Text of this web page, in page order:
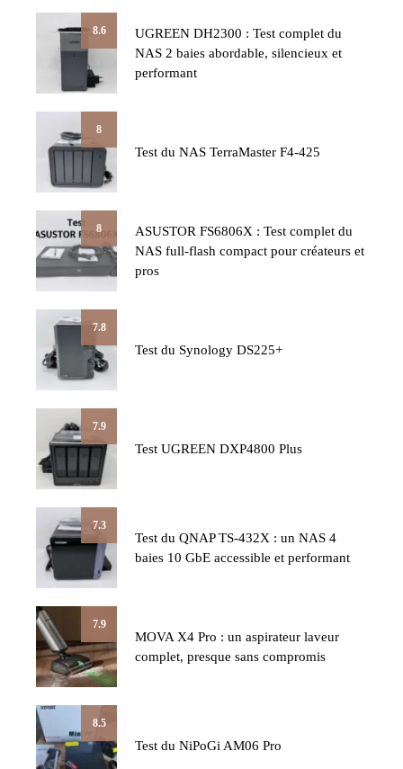
8.6
UGREEN DH2300 : Test complet du
NAS 2 baies abordable, silencieux et
performant
8
Test du NAS TerraMaster F4-425
8
ASUSTOR FS6806X : Test complet du
NAS full-flash compact pour créateurs et
pros
7.8
Test du Synology DS225+
7.9
Test UGREEN DXP4800 Plus
7.3
Test du QNAP TS-432X : un NAS 4
baies 10 GbE accessible et performant
7.9
MOVA X4 Pro : un aspirateur laveur
complet, presque sans compromis
8.5
Test du NiPoGi AM06 Pro